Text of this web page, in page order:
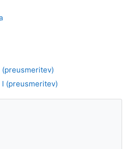
(preusmeritev)
I (preusmeritev)